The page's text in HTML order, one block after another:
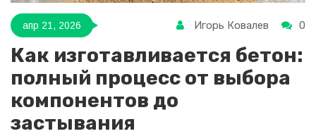
апр 21, 2026 Игорь Ковалев 0
Как изготавливается бетон:
полный процесс от выбора
компонентов до
застывания